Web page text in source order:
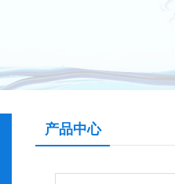
产品中心